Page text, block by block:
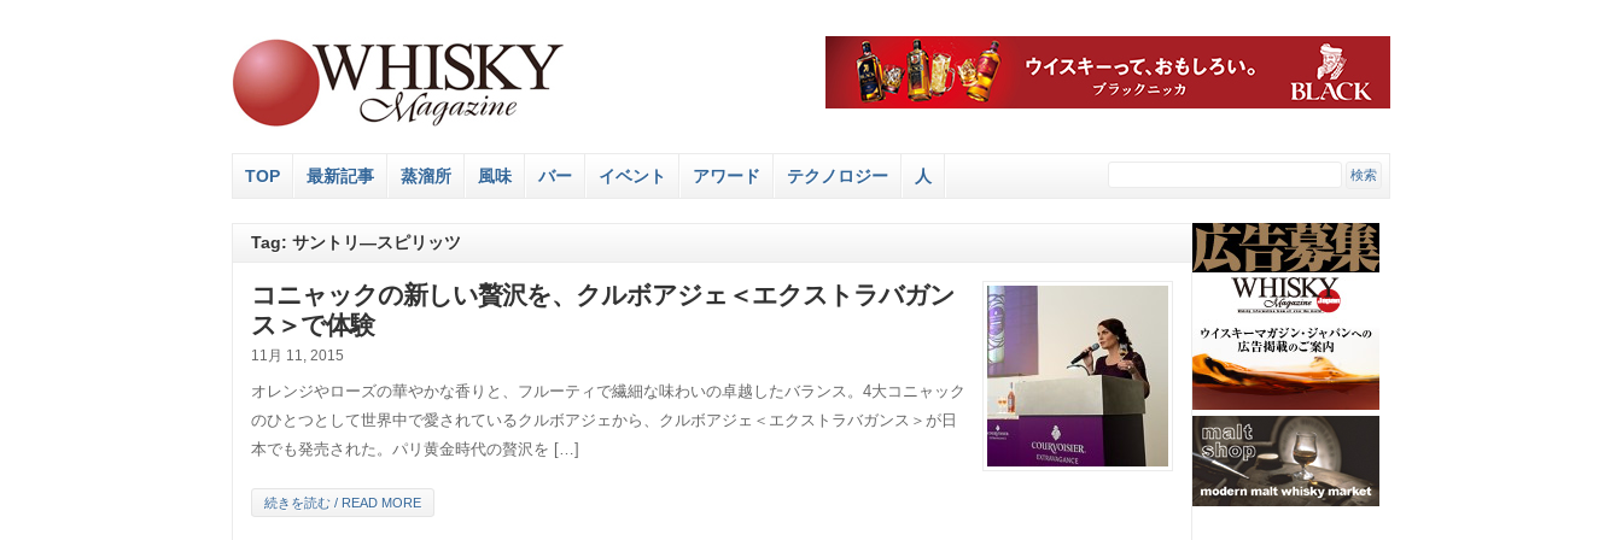
TOP 最新記事 蒸溜所 風味 バー イベント アワード テクノロジー 人
Tag: サントリ―スピリッツ
コニャックの新しい贅沢を、クルボアジェ＜エクストラバガン
ス＞で体験
11月 11, 2015
オレンジやローズの華やかな香りと、フルーティで繊細な味わいの卓越したバランス。4大コニャック
のひとつとして世界中で愛されているクルボアジェから、クルボアジェ＜エクストラバガンス＞が日
本でも発売された。パリ黄金時代の贅沢を […]
続きを読む / READ MORE